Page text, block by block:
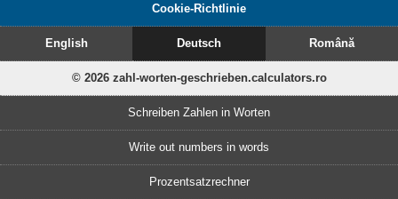
Cookie-Richtlinie
English Deutsch Română
© 2026 zahl-worten-geschrieben.calculators.ro
Schreiben Zahlen in Worten
Write out numbers in words
Prozentsatzrechner